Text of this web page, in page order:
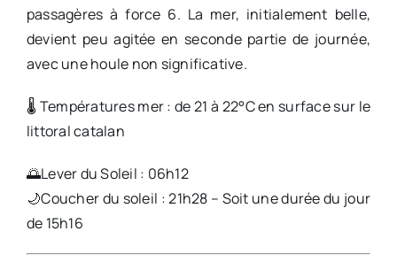
passagères à force 6. La mer, initialement belle,
devient peu agitée en seconde partie de journée,
avec une houle non significative.
🌡️ Températures mer : de 21 à 22°C en surface sur le
littoral catalan
🌅Lever du Soleil : 06h12
🌙Coucher du soleil : 21h28 – Soit une durée du jour
de 15h16